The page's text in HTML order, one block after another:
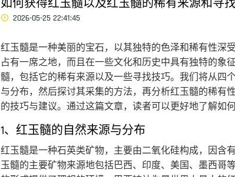
如何获得红玉髓以及红玉髓的稀有来源和寻
2026-05-25 22:41:45
红玉髓是一种美丽的宝石，以其独特的色泽和稀有性深
占有一席之地，而且在一些文化和历史中具有独特的象
髓，包括它的稀有来源以及一些寻找技巧。我们将从四
与分布，然后探讨其采集的方法，再分析红玉髓的稀有
的技巧与建议。通过这篇文章，读者可以更好地了解如
1、红玉髓的自然来源与分布
红玉髓是一种石英类矿物，主要由二氧化硅构成，因含
玉髓的主要矿物来源地包括巴西、印度、美国、墨西哥